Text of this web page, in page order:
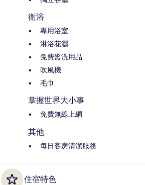
衛浴
專用浴室
淋浴花灑
免費盥洗用品
吹風機
毛巾
掌握世界大小事
免費無線上網
其他
每日客房清潔服務
住宿特色